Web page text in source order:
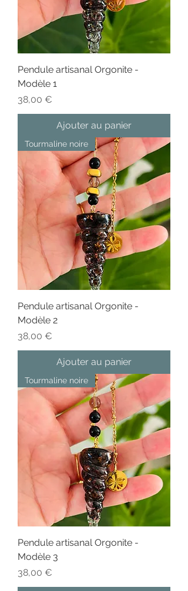
Pendule artisanal Orgonite -
Modèle 1
Prix
38,00 €
Ajouter au panier
Tourmaline noire
Pendule artisanal Orgonite -
Modèle 2
Prix
38,00 €
Ajouter au panier
Tourmaline noire
Pendule artisanal Orgonite -
Modèle 3
Prix
38,00 €